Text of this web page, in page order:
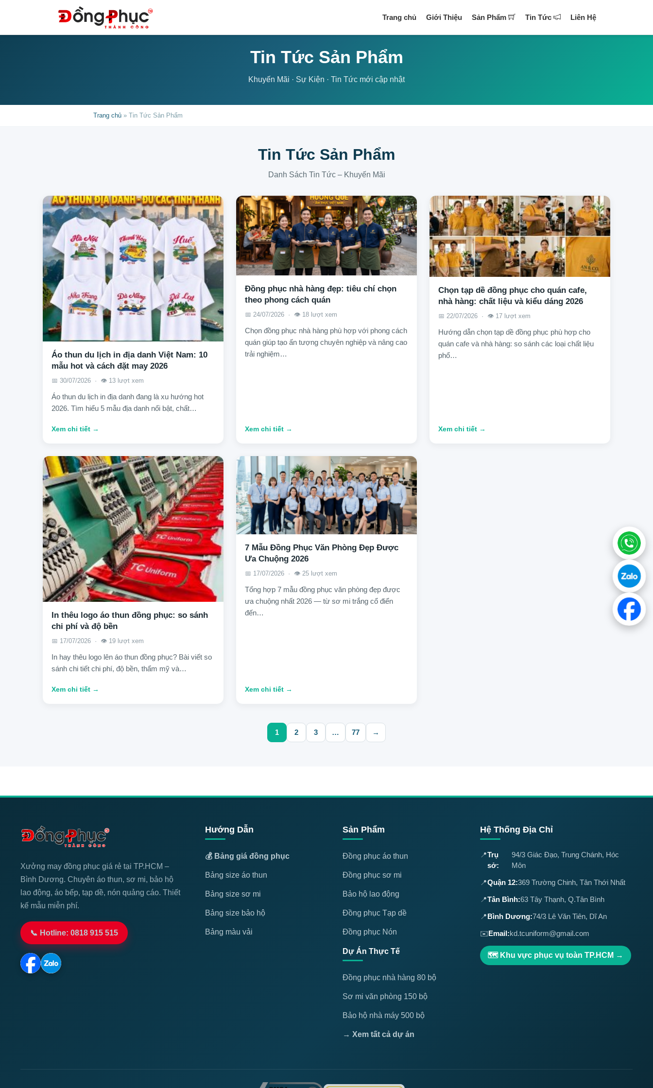
Trang chủ Giới Thiệu Sản Phẩm Tin Tức Liên Hệ
Tin Tức Sản Phẩm
Khuyến Mãi · Sự Kiện · Tin Tức mới cập nhật
Trang chủ » Tin Tức Sản Phẩm
Tin Tức Sản Phẩm
Danh Sách Tin Tức – Khuyến Mãi
Áo thun du lịch in địa danh Việt Nam: 10
mẫu hot và cách đặt may 2026
📅 30/07/2026 · 👁️ 13 lượt xem
Áo thun du lịch in địa danh đang là xu hướng hot
2026. Tìm hiểu 5 mẫu địa danh nổi bật, chất…
Xem chi tiết →
Đồng phục nhà hàng đẹp: tiêu chí chọn
theo phong cách quán
📅 24/07/2026 · 👁️ 18 lượt xem
Chọn đồng phục nhà hàng phù hợp với phong cách
quán giúp tạo ấn tượng chuyên nghiệp và nâng cao
trải nghiệm…
Xem chi tiết →
Chọn tạp dề đồng phục cho quán cafe,
nhà hàng: chất liệu và kiểu dáng 2026
📅 22/07/2026 · 👁️ 17 lượt xem
Hướng dẫn chọn tạp dề đồng phục phù hợp cho
quán cafe và nhà hàng: so sánh các loại chất liệu
phổ…
Xem chi tiết →
In thêu logo áo thun đồng phục: so sánh
chi phí và độ bền
📅 17/07/2026 · 👁️ 19 lượt xem
In hay thêu logo lên áo thun đồng phục? Bài viết so
sánh chi tiết chi phí, độ bền, thẩm mỹ và…
Xem chi tiết →
7 Mẫu Đồng Phục Văn Phòng Đẹp Được
Ưa Chuộng 2026
📅 17/07/2026 · 👁️ 25 lượt xem
Tổng hợp 7 mẫu đồng phục văn phòng đẹp được
ưa chuộng nhất 2026 — từ sơ mi trắng cổ điển
đến…
Xem chi tiết →
1 2 3 … 77 →
Xưởng may đồng phục giá rẻ tại TP.HCM –
Bình Dương. Chuyên áo thun, sơ mi, bảo hộ
lao động, áo bếp, tạp dề, nón quảng cáo. Thiết
kế mẫu miễn phí.
📞 Hotline: 0818 915 515
Hướng Dẫn
💰 Bảng giá đồng phục
Bảng size áo thun
Bảng size sơ mi
Bảng size bảo hộ
Bảng màu vải
Sản Phẩm
Đồng phục áo thun
Đồng phục sơ mi
Bảo hộ lao động
Đồng phục Tạp dề
Đồng phục Nón
Dự Án Thực Tế
Đồng phục nhà hàng 80 bộ
Sơ mi văn phòng 150 bộ
Bảo hộ nhà máy 500 bộ
→ Xem tất cả dự án
Hệ Thống Địa Chỉ
📍Trụ
sở:
94/3 Giác Đạo, Trung Chánh, Hóc
Môn
📍Quận 12:369 Trường Chinh, Tân Thới Nhất
📍Tân Bình:63 Tây Thạnh, Q.Tân Bình
📍 Bình Dương:74/3 Lê Văn Tiên, Dĩ An
✉️ Email:kd.tcuniform@gmail.com
🗺️ Khu vực phục vụ toàn TP.HCM →